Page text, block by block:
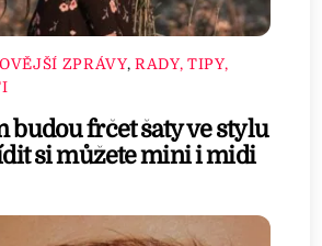
ZPRÁVY, RADY, TIPY,
budou frčet šaty ve stylu
si můžete mini i midi